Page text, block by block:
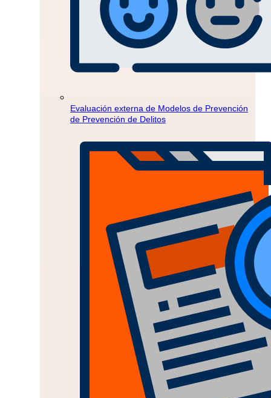
Evaluación externa de Modelos de Prevención
de Prevención de Delitos